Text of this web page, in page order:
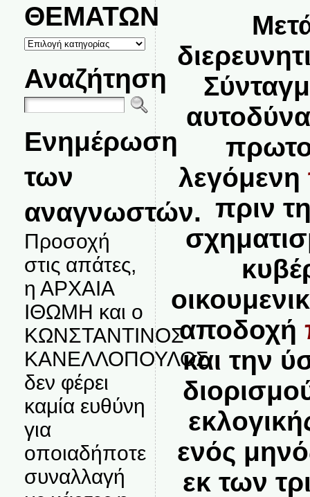
ΘΕΜΑΤΩΝ
ΚΑΤΗΓΟΡΙΕΣ
ΘΕΜΑΤΩΝ
Αναζήτηση
Ενημέρωση
των
αναγνωστών.
Προσοχή
στις απάτες,
η ΑΡΧΑΙΑ
ΙΘΩΜΗ και ο
ΚΩΝΣΤΑΝΤΙΝΟΣ
ΚΑΝΕΛΛΟΠΟΥΛΟΣ
δεν φέρει
καμία ευθύνη
για
οποιαδήποτε
συναλλαγή
λεγόμενη
πριν
αποδοχή
και την
ενός
εκ των